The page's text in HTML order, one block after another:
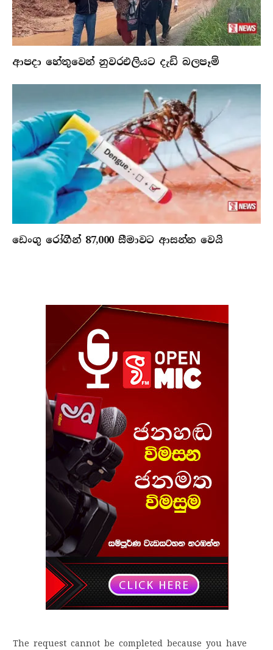
ආපදා හේතුවෙන් නුවරඑලියට දැඩි බලපෑම්
ඩෙංගු රෝගීන් 87,000 සීමාවට ආසන්න වෙයි
The request cannot be completed because you have